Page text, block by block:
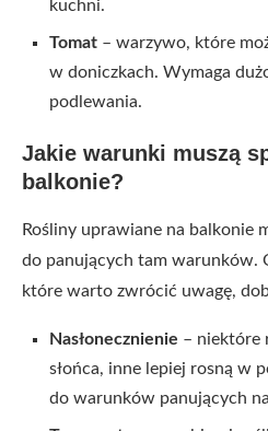
kuchni.
Tomat – warzywo, które
w doniczkach. Wymaga
podlewania.
Jakie warunki muszą
balkonie?
Rośliny uprawiane na balkonie
do panujących tam warunków.
które warto zwrócić uwagę,
Nasłonecznienie – niektóre
słońca, inne lepiej rosną w
do warunków panujących